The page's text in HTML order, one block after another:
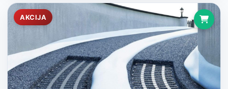
AKCIJA